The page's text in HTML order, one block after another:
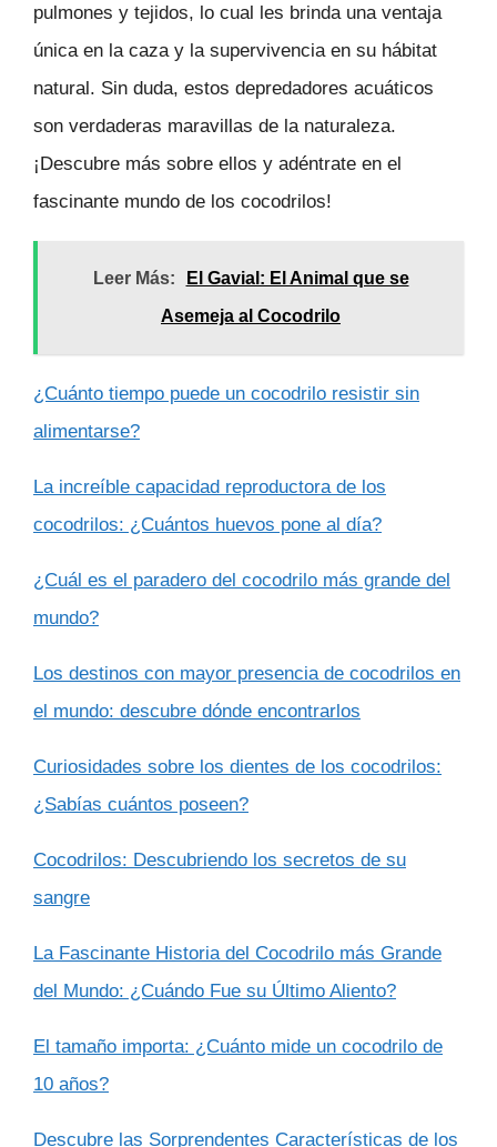
pulmones y tejidos, lo cual les brinda una ventaja
única en la caza y la supervivencia en su hábitat
natural. Sin duda, estos depredadores acuáticos
son verdaderas maravillas de la naturaleza.
¡Descubre más sobre ellos y adéntrate en el
fascinante mundo de los cocodrilos!
Leer Más:
El Gavial: El Animal que se
Asemeja al Cocodrilo
¿Cuánto tiempo puede un cocodrilo resistir sin
alimentarse?
La increíble capacidad reproductora de los
cocodrilos: ¿Cuántos huevos pone al día?
¿Cuál es el paradero del cocodrilo más grande del
mundo?
Los destinos con mayor presencia de cocodrilos en
el mundo: descubre dónde encontrarlos
Curiosidades sobre los dientes de los cocodrilos:
¿Sabías cuántos poseen?
Cocodrilos: Descubriendo los secretos de su
sangre
La Fascinante Historia del Cocodrilo más Grande
del Mundo: ¿Cuándo Fue su Último Aliento?
El tamaño importa: ¿Cuánto mide un cocodrilo de
10 años?
Descubre las Sorprendentes Características de los